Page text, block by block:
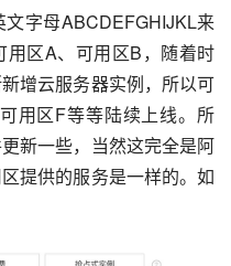
字母ABCDEFGHIJKL来
区A、可用区B，随着时
增云服务器实例，所以可
用区F等等陆续上线。所
新一些，当然这完全是阿
提供的服务是一样的。如